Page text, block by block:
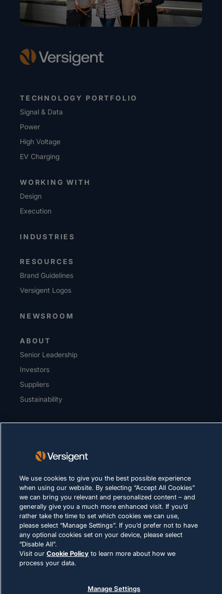
TECHNOLOGY PORTFOLIO
Signal & Data
Power
High Voltage
EV Charging
WORKING WITH
Design
Execution
INDUSTRIES
RESOURCES
Brand Guidelines
Versigent Logos
NEWSROOM
ABOUT
Senior Leadership
Investors
Suppliers
Sustainability
CAREERS
PRIVACY
Terms of Use
Cookie Policy
LEGAL & COMPLIANCE
We use cookies to give you the best possible experience
when using our website. By selecting “Accept All Cookies”
we can bring you relevant and personalized content – and
generally give you a much more enhanced visit. If you’d
rather take the time to set which cookies we can use,
please select “Manage Settings”. If you’d prefer not to have
any optional cookies set on your device, please select
“Disable All”.
Visit our Cookie Policy to learn more about how we
process your data.
Manage Settings